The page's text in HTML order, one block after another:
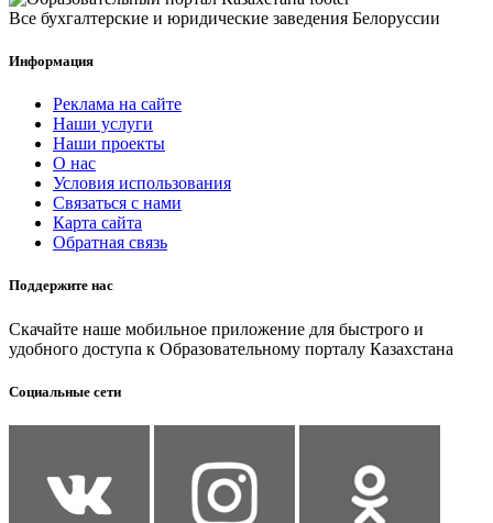
Все бухгалтерские и юридические заведения Белоруссии
Информация
Реклама на сайте
Наши услуги
Наши проекты
О нас
Условия использования
Связаться с нами
Карта сайта
Обратная связь
Поддержите нас
Скачайте наше мобильное приложение для быстрого и
удобного доступа к Образовательному порталу Казахстана
Социальные сети